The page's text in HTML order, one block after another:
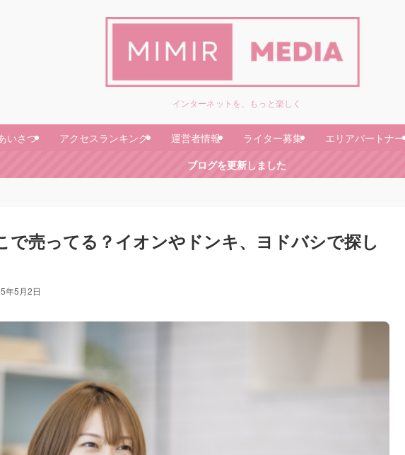
インターネットを、もっと楽しく
いさつ アクセスランキング 運営者情報 ライター募集 エリアパートナー
ブログを更新しました
で売ってる？イオンやドンキ、ヨドバシで探し
年5月2日